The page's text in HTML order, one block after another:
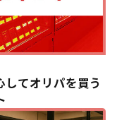
てオリパを買う